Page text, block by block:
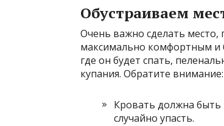
Обустраиваем
Очень важно сделать
максимально комфортным и
где он будет спать,
купания. Обратите внимание:
Кровать должна
случайно упасть.